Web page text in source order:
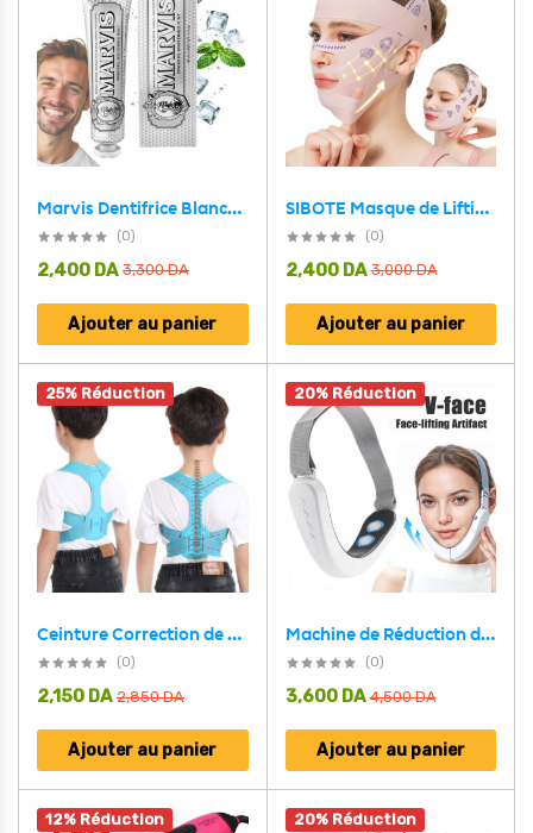
Marvis Dentifrice Blanchissant pour Fu-meurs 85ml Made in Italy – معجون أسنان مارفيس
(0)
3,300DA
2,400 DA
Ajouter au panier
SIBOTE Masque de Lifting Facial Anti-Relâchement pour Visage et Menton – قناع شد الوجه
(0)
3,000DA
2,400 DA
Ajouter au panier
25% Réduction
Ceinture Correction de Posture pour Enfants 9609 – حزام شد الظهر للأطفال
(0)
2,850DA
2,150 DA
Ajouter au panier
20% Réduction
Machine de Réduction de Double Menton Avec 6 Modes Et 12 Niveaux D’intensité – جهاز تنحيف الوجه
(0)
4,500DA
3,600 DA
Ajouter au panier
12% Réduction 20% Réduction